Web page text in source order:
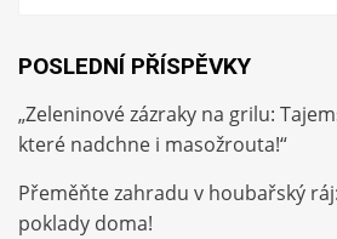
POSLEDNÍ PŘÍSPĚVKY
„Zeleninové zázraky na grilu:
které nadchne i masožrouta!“
Přeměňte zahradu v houbařský
poklady doma!